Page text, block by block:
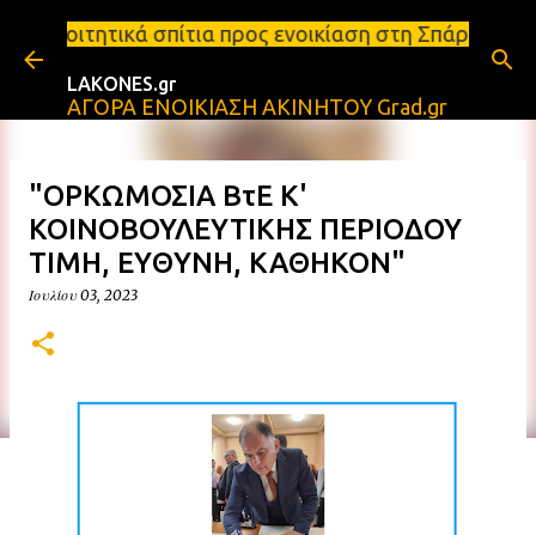
Μετάβαση στο κύριο περιεχόμενο
προς ενοικίαση στη Σπάρτη Ενοικιάσεις
LAKONES.gr
ΑΓΟΡΑ ΕΝΟΙΚΙΑΣΗ ΑΚΙΝΗΤΟΥ Grad.gr
"ΟΡΚΩΜΟΣΙΑ ΒτΕ Κ'
ΚΟΙΝΟΒΟΥΛΕΥΤΙΚΗΣ ΠΕΡΙΟΔΟΥ
ΤΙΜΗ, ΕΥΘΥΝΗ, ΚΑΘΗΚΟΝ"
Ιουλίου 03, 2023